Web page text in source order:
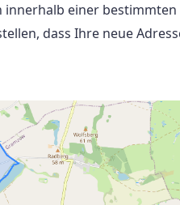
innerhalb einer bestimmten
dass Ihre neue